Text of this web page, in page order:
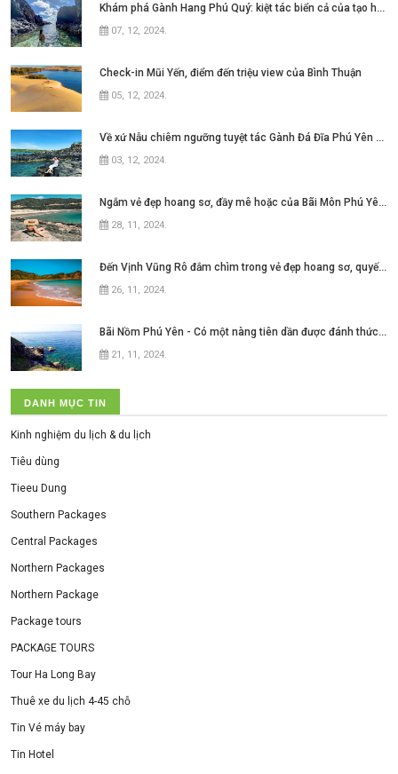
Khám phá Gành Hang Phú Quý: kiệt tác biển cả của tạo hóa
07, 12, 2024.
Check-in Mũi Yến, điểm đến triệu view của Bình Thuận
05, 12, 2024.
Về xứ Nẫu chiêm ngưỡng tuyệt tác Gành Đá Đĩa Phú Yên đẹp như mơ ngay thôi nào
03, 12, 2024.
Ngắm vẻ đẹp hoang sơ, đầy mê hoặc của Bãi Môn Phú Yên ở xứ hoa vàng cỏ xanh
28, 11, 2024.
Đến Vịnh Vũng Rô đắm chìm trong vẻ đẹp hoang sơ, quyến rũ của
26, 11, 2024.
Bãi Nồm Phú Yên - Có một nàng tiên dần được đánh thức ở xứ hoa vàng cỏ xanh
21, 11, 2024.
DANH MỤC TIN
Kinh nghiệm du lịch & du lịch
Tiêu dùng
Tieeu Dung
Southern Packages
Central Packages
Northern Packages
Northern Package
Package tours
PACKAGE TOURS
Tour Ha Long Bay
Thuê xe du lịch 4-45 chỗ
Tin Vé máy bay
Tin Hotel